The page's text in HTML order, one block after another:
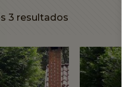
3 resultados